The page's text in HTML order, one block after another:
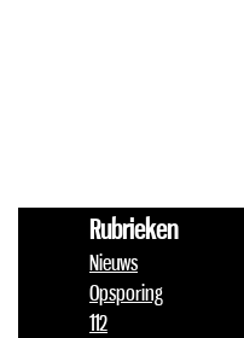
Rubrieken
Nieuws
Opsporing
112